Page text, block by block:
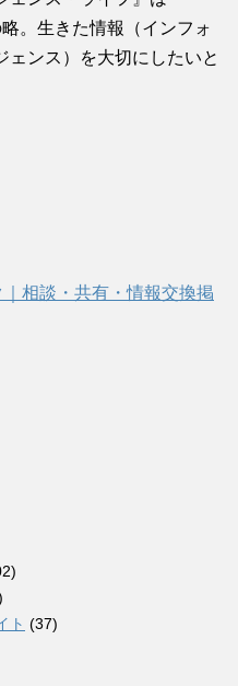
。生きた情報（インフォ
ェンス）を大切にしたいと
相談・共有・情報交換掲
ト (37)